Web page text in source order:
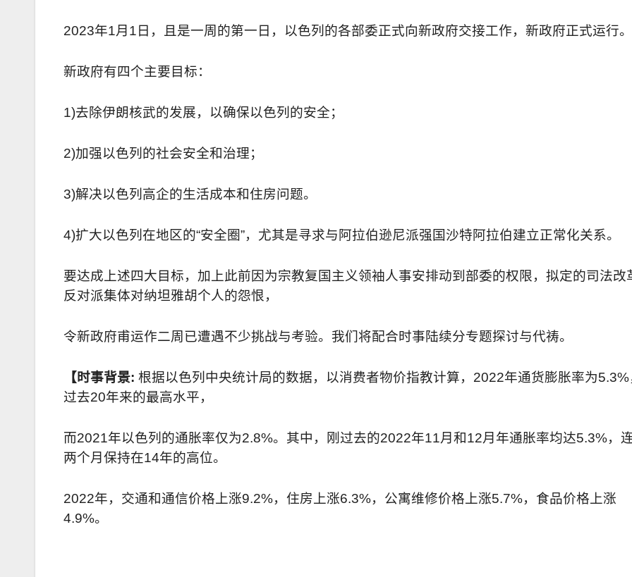
2023年1月 1 日，且是一周的第一日，以色列的各部委正式向新政府交接工作，新政府正式运行。
新政府有四个主要目标：
1)去除伊朗核武的发展，以确保以色列的安全；
2)加强以色列的社会安全和治理；
3)解决以色列高企的生活成本和住房问题。
4)扩大以色列在地区的“安全圈”，尤其是寻求与阿拉伯逊尼派强国沙特阿拉伯建立正常化关系。
要达成上述四大目标，加上此前因为宗教复国主义领袖人事安排动到部委的权限，拟定的司法改
反对派集体对纳坦雅胡个人的怨恨，
令新政府甫运作二周已遭遇不少挑战与考验。我们将配合时事陆续分专题探讨与代祷。
【时事背景: 根据以色列中央统计局的数据，以消费者物价指教计算， 2022年通货膨胀率为5.3%
过去20年来的最高水平，
而2021年以色列的通胀率仅为2.8%。其中，刚过去的2022年11月和12月年通胀率均达5.3%，
两个月保持在14年的高位。
2022年，交通和通信价格上涨9.2%，住房上涨6.3%，公寓维修价格上涨5.7%，食品价格上涨
4.9%。